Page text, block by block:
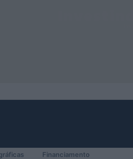
Financiamento